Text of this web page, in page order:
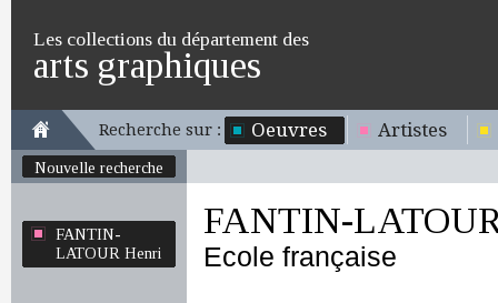
Les collections du département des
arts graphiques
Recherche sur : Oeuvres Artistes
Nouvelle recherche
FANTIN-
LATOUR Henri
FANTIN-
Ecole française